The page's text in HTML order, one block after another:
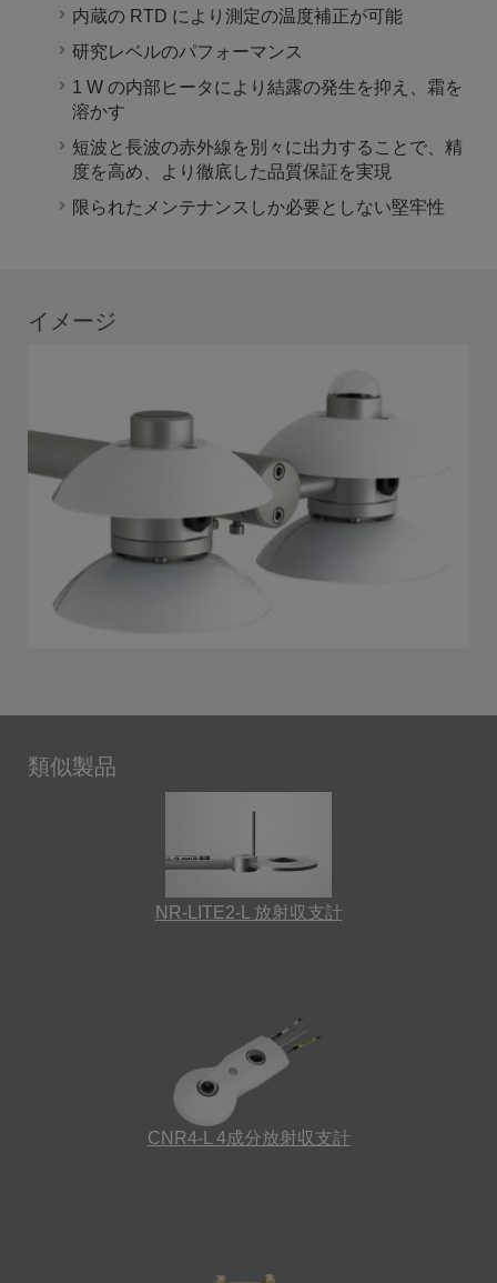
内蔵の RTD により測定の温度補正が可能
研究レベルのパフォーマンス
1 W の内部ヒータにより結露の発生を抑え、霜を
溶かす
短波と長波の赤外線を別々に出力することで、精
度を高め、より徹底した品質保証を実現
限られたメンテナンスしか必要としない堅牢性
イメージ
類似製品
NR-LITE2-L 放射収支計
CNR4-L 4成分放射収支計